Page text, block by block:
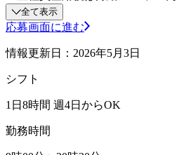
全て表示
応募画面に進む
情報更新日：2026年5月3日
シフト
1日8時間 週4日からOK
勤務時間